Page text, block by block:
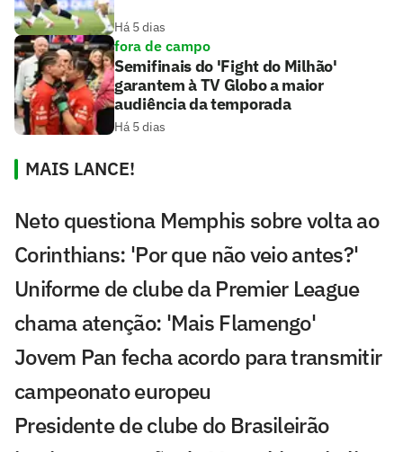
Há 5 dias
fora de campo
Semifinais do 'Fight do Milhão'
garantem à TV Globo a maior
audiência da temporada
Há 5 dias
MAIS LANCE!
Neto questiona Memphis sobre volta ao
Corinthians: 'Por que não veio antes?'
Uniforme de clube da Premier League
chama atenção: 'Mais Flamengo'
Jovem Pan fecha acordo para transmitir
campeonato europeu
Presidente de clube do Brasileirão